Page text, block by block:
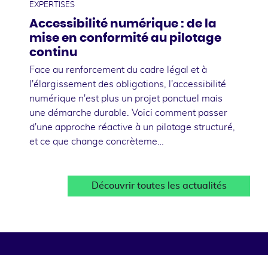
EXPERTISES
Accessibilité numérique : de la
mise en conformité au pilotage
continu
Face au renforcement du cadre légal et à
l'élargissement des obligations, l'accessibilité
numérique n'est plus un projet ponctuel mais
une démarche durable. Voici comment passer
d'une approche réactive à un pilotage structuré,
et ce que change concrèteme…
Découvrir toutes les actualités